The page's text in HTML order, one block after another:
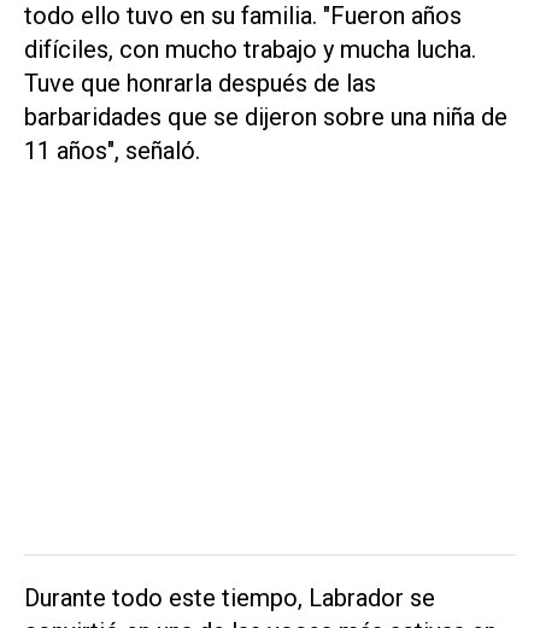
todo ello tuvo en su familia. "Fueron años
difíciles, con mucho trabajo y mucha lucha.
Tuve que honrarla después de las
barbaridades que se dijeron sobre una niña de
11 años", señaló.
Durante todo este tiempo, Labrador se